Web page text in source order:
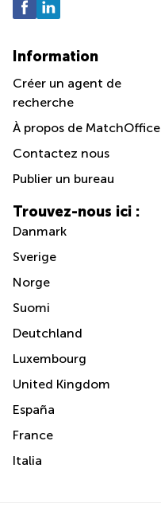
Information
Créer un agent de
recherche
À propos de MatchOffice
Contactez nous
Publier un bureau
Trouvez-nous ici :
Danmark
Sverige
Norge
Suomi
Deutchland
Luxembourg
United Kingdom
España
France
Italia